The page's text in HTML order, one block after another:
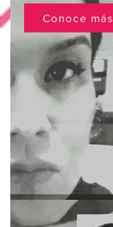
Conoce más